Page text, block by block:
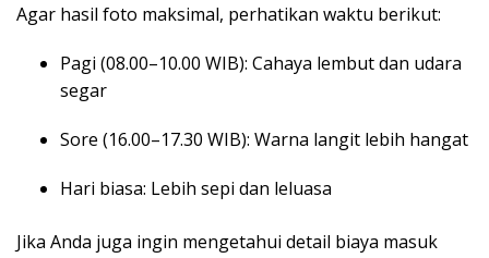
Agar hasil foto maksimal, perhatikan waktu berikut:
Pagi (08.00–10.00 WIB): Cahaya lembut dan udara
segar
Sore (16.00–17.30 WIB): Warna langit lebih hangat
Hari biasa: Lebih sepi dan leluasa
Jika Anda juga ingin mengetahui detail biaya masuk